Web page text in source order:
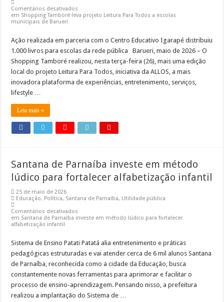
Comentários desativados
em Shopping Tamboré leva projeto Leitura Para Todos a escolas
municipais de Barueri
Ação realizada em parceria com o Centro Educativo Igarapé distribuiu
1.000 livros para escolas da rede pública Barueri, maio de 2026 – O
Shopping Tamboré realizou, nesta terça-feira (26), mais uma edição
local do projeto Leitura Para Todos, iniciativa da ALLOS, a mais
inovadora plataforma de experiências, entretenimento, serviços,
lifestyle …
Leia mais »
Santana de Parnaíba investe em método
lúdico para fortalecer alfabetização infantil
25 de maio de 2026
Educação, Política, Santana de Parnaíba, Utilidade pública
Comentários desativados
em Santana de Parnaíba investe em método lúdico para fortalecer
alfabetização infantil
Sistema de Ensino Patati Patatá alia entretenimento e práticas
pedagógicas estruturadas e vai atender cerca de 6 mil alunos Santana
de Parnaíba, reconhecida como a cidade da Educação, busca
constantemente novas ferramentas para aprimorar e facilitar o
processo de ensino-aprendizagem. Pensando nisso, a prefeitura
realizou a implantação do Sistema de …